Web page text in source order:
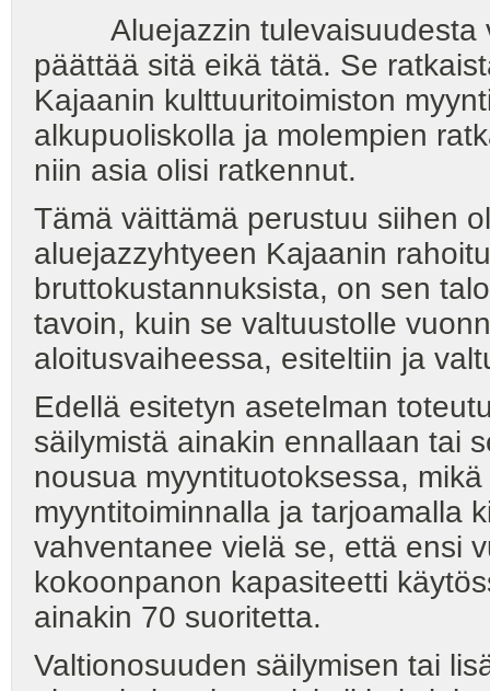
Aluejazzin tulevaisuudesta
päättää sitä eikä tätä. Se
Kajaanin kulttuuritoimiston
alkupuoliskolla ja molempien
niin asia olisi ratkennut.
Tämä väittämä perustuu siihen
aluejazzyhtyeen Kajaanin
bruttokustannuksista, on sen
tavoin, kuin se valtuustolle
aloitusvaiheessa, esiteltiin ja
Edellä esitetyn asetelman
säilymistä ainakin ennallaan tai
nousua myyntituotoksessa,
myyntitoiminnalla ja tarjoamalla
vahventanee vielä se, että ensi
kokoonpanon kapasiteetti
ainakin 70 suoritetta.
Valtionosuuden säilymisen tai